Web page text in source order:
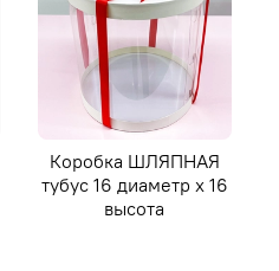
Коробка ШЛЯПНАЯ
тубус 16 диаметр х 16
высота